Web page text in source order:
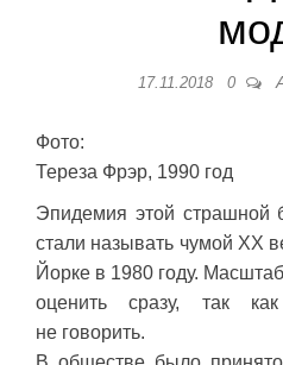
17.11.2018 0
Фото:
Тереза Фрэр, 1990 год
Эпидемия этой страшной
стали называть чумой XX
Йорке в 1980 году.
оценить сразу, так
не говорить.